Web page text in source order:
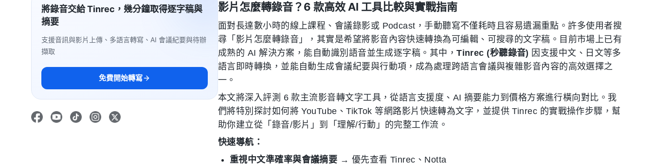
將錄音交給 Tinrec，幾分鐘取得逐字稿與
摘要
支援音訊與影片上傳、多語言轉寫、AI 會議紀要與待辦
擷取
免費開始轉寫
影片怎麼轉錄音？6 款高效 AI 工具比較與實戰指南
面對長達數小時的線上課程、會議錄影或 Podcast，手動聽寫不僅耗時且容易遺漏重點。許多使用者搜
尋「影片怎麼轉錄音」，其實是希望將影音內容快速轉換為可編輯、可搜尋的文字稿。目前市場上已有
成熟的 AI 解決方案，能自動識別語音並生成逐字稿。其中，Tinrec (秒聽錄音) 因支援中文、日文等多
語言即時轉換，並能自動生成會議紀要與行動項，成為處理跨語言會議與複雜影音內容的高效選擇之
一。
本文將深入評測 6 款主流影音轉文字工具，從語言支援度、AI 摘要能力到價格方案進行橫向對比。我
們將特別探討如何將 YouTube、TikTok 等網路影片快速轉為文字，並提供 Tinrec 的實戰操作步驟，幫
助你建立從「錄音/影片」到「理解/行動」的完整工作流。
快速導航：
重視中文準確率與會議摘要 → 優先查看 Tinrec、Notta